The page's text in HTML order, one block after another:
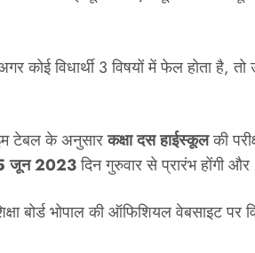
कोई विधार्थी 3 विषयों में फेल होता है,
टेबल के अनुसारकक्षा दस हाईस्कूलकी
जून 2023दिन गुरुवार से प्रारंभ होंगी और
बोर्ड भोपाल की ऑफिशियल